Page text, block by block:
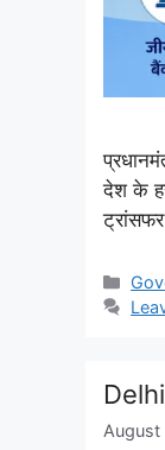
देश के
August